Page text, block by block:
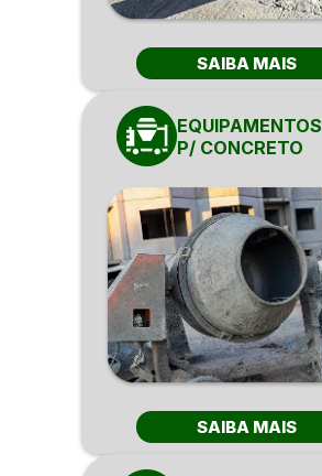
SAIBA MAIS
EQUIPAMENTOS
P/ CONCRETO
SAIBA MAIS